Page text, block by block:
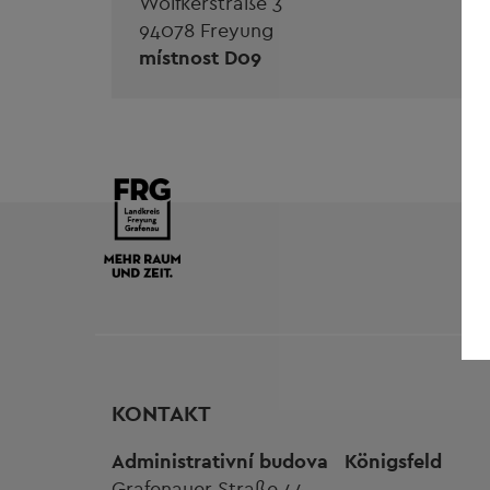
94078 Freyung
místnost D09
KONTAKT
Administrativní budova
Königsfeld